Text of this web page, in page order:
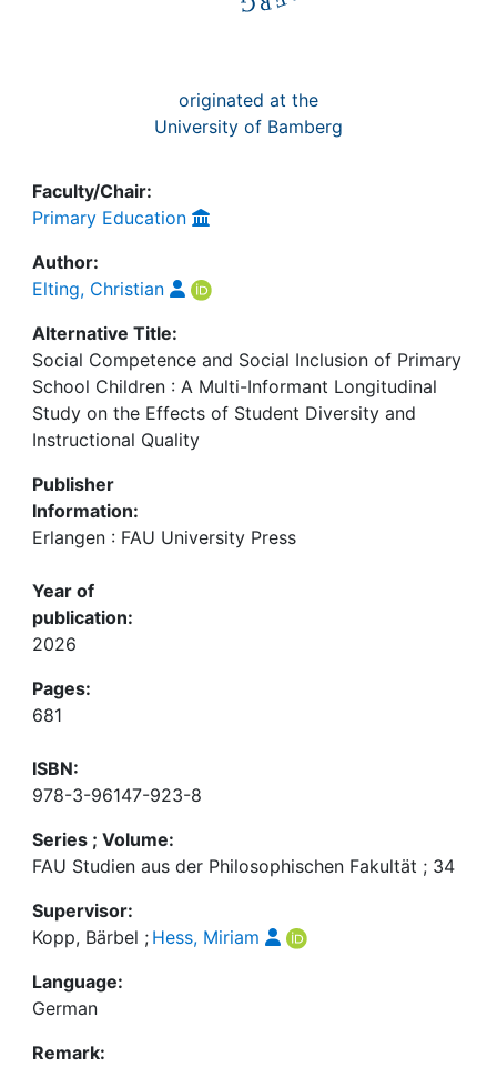
originated at the
University of Bamberg
Faculty/Chair:
Primary Education
Author:
Elting, Christian
Alternative Title:
Social Competence and Social Inclusion of Primary
School Children : A Multi-Informant Longitudinal
Study on the Effects of Student Diversity and
Instructional Quality
Publisher
Information:
Erlangen : FAU University Press
Year of
publication:
2026
Pages:
681
ISBN:
978-3-96147-923-8
Series ; Volume:
FAU Studien aus der Philosophischen Fakultät ; 34
Supervisor:
Kopp, Bärbel ; Hess, Miriam
Language:
German
Remark: